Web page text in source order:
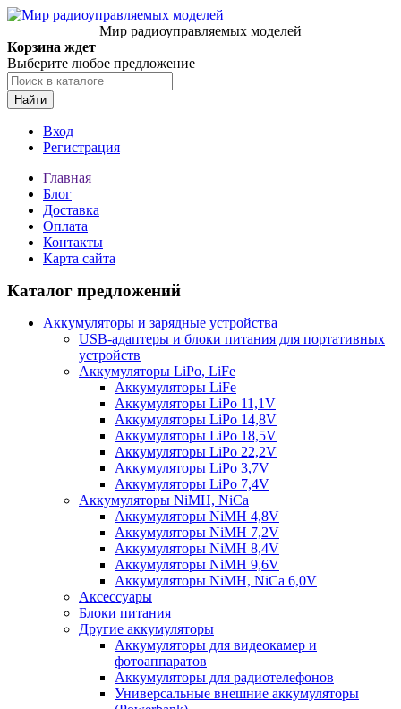
Мир радиоуправляемых моделей
Корзина ждет
Выберите любое предложение
Найти
Вход
Регистрация
Главная
Блог
Доставка
Оплата
Контакты
Карта сайта
Каталог предложений
Аккумуляторы и зарядные устройства
USB-адаптеры и блоки питания для портативных
устройств
Аккумуляторы LiPo, LiFe
Аккумуляторы LiFe
Аккумуляторы LiPo 11,1V
Аккумуляторы LiPo 14,8V
Аккумуляторы LiPo 18,5V
Аккумуляторы LiPo 22,2V
Аккумуляторы LiPo 3,7V
Аккумуляторы LiPo 7,4V
Аккумуляторы NiMH, NiCa
Аккумуляторы NiMH 4,8V
Аккумуляторы NiMH 7,2V
Аккумуляторы NiMH 8,4V
Аккумуляторы NiMH 9,6V
Аккумуляторы NiMH, NiCa 6,0V
Аксессуары
Блоки питания
Другие аккумуляторы
Аккумуляторы для видеокамер и
фотоаппаратов
Аккумуляторы для радиотелефонов
Универсальные внешние аккумуляторы